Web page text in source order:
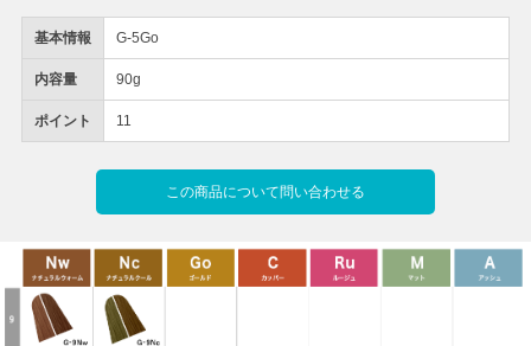
基本情報 G-5Go
内容量 90g
ポイント 11
この商品について問い合わせる